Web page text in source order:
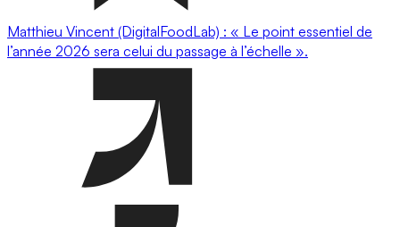
Matthieu Vincent (DigitalFoodLab) : « Le point essentiel de
l’année 2026 sera celui du passage à l’échelle ».